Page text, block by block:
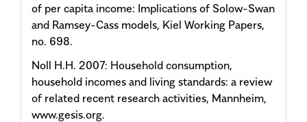
of per capita income: Implications of Solow-Swan
and Ramsey-Cass models, Kiel Working Papers,
no. 698.
Noll H.H. 2007: Household consumption,
household incomes and living standards: a review
of related recent research activities, Mannheim,
www.gesis.org.